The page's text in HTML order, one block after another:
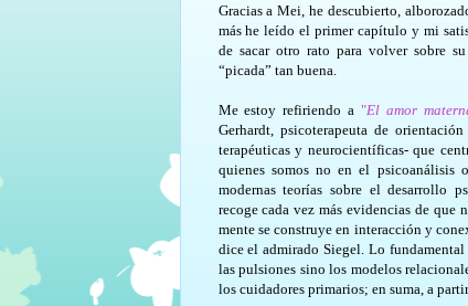
Gracias a Mei, he descubierto,
más he leído el primer capítulo y mi
de sacar otro rato para volver sobre
“picada” tan buena.
Me estoy refiriendo a "El amor
Gerhardt, psicoterapeuta de
terapéuticas y neurocientíficas- que
quienes somos no en el
modernas teorías sobre el desarrollo
recoge cada vez más evidencias de que
mente se construye en interacción y
dice el admirado Siegel. Lo
las pulsiones sino los modelos
los cuidadores primarios; en suma, a